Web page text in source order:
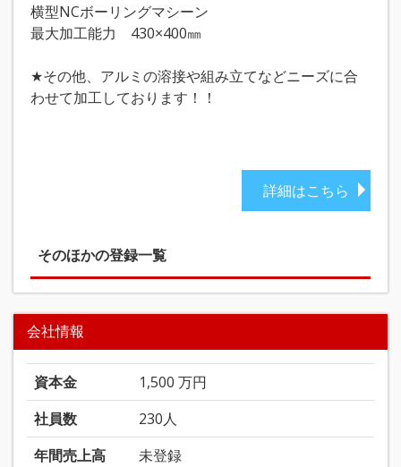
横型NCボーリングマシーン
最大加工能力 430×400㎜
★その他、アルミの溶接や組み立てなどニーズに合
わせて加工しております！！
詳細はこちら
そのほかの登録一覧
会社情報
資本金
1,500 万円
社員数
230人
年間売上高
未登録